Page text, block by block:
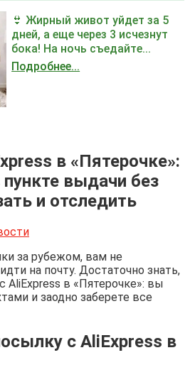
👙 Жирный живот уйдет за 5
дней, а еще через 3 исчезнут
бока! На ночь съедайте...
Подробнее...
в «Пятерочке»:
пункте выдачи без
и отследить
за рубежом, вам не
на почту. Достаточно знать,
AliExpress в «Пятерочке»: вы
и заодно заберете все
с AliExpress в